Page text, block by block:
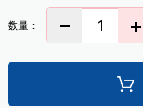
数量：